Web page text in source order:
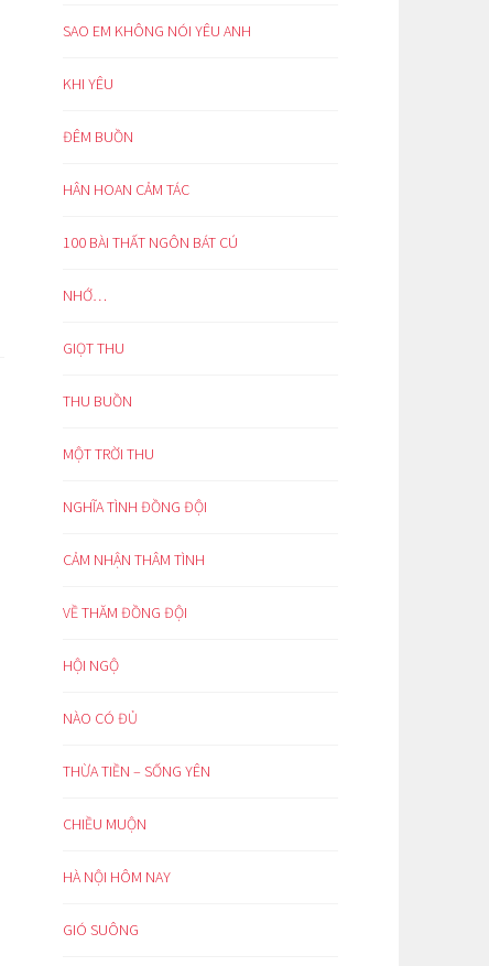
SAO EM KHÔNG NÓI YÊU ANH
KHI YÊU
ĐÊM BUỒN
HÂN HOAN CẢM TÁC
100 BÀI THẤT NGÔN BÁT CÚ
NHỚ…
GIỌT THU
THU BUỒN
MỘT TRỜI THU
NGHĨA TÌNH ĐỒNG ĐỘI
CẢM NHẬN THÂM TÌNH
VỀ THĂM ĐỒNG ĐỘI
HỘI NGỘ
NÀO CÓ ĐỦ
THỪA TIỀN – SỐNG YÊN
CHIỀU MUỘN
HÀ NỘI HÔM NAY
GIÓ SUÔNG